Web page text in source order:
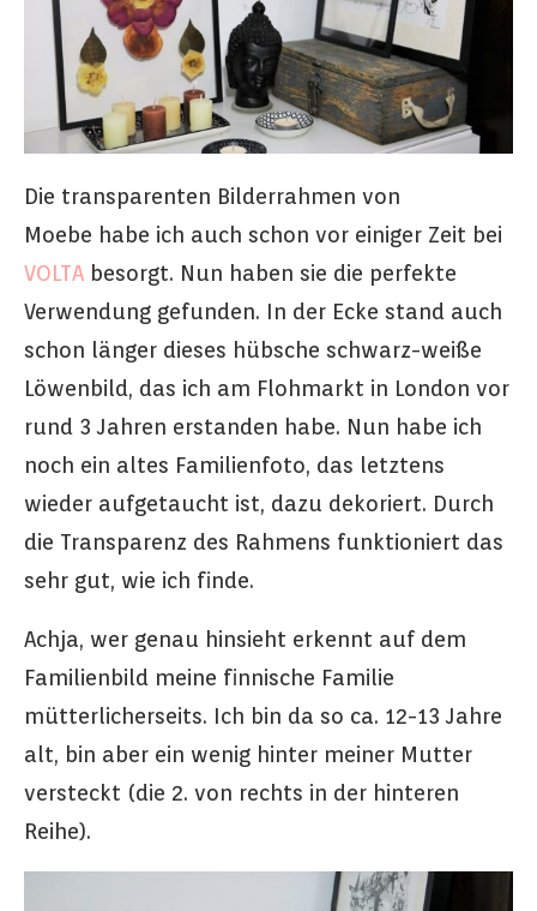
Die transparenten Bilderrahmen von
Moebe habe ich auch schon vor einiger Zeit bei
VOLTA besorgt. Nun haben sie die perfekte
Verwendung gefunden. In der Ecke stand auch
schon länger dieses hübsche schwarz-weiße
Löwenbild, das ich am Flohmarkt in London vor
rund 3 Jahren erstanden habe. Nun habe ich
noch ein altes Familienfoto, das letztens
wieder aufgetaucht ist, dazu dekoriert. Durch
die Transparenz des Rahmens funktioniert das
sehr gut, wie ich finde.
Achja, wer genau hinsieht erkennt auf dem
Familienbild meine finnische Familie
mütterlicherseits. Ich bin da so ca. 12-13 Jahre
alt, bin aber ein wenig hinter meiner Mutter
versteckt (die 2. von rechts in der hinteren
Reihe).